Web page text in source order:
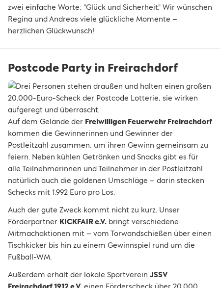
zwei einfache Worte: "Glück und Sicherheit." Wir wünschen
Regina und Andreas viele glückliche Momente –
herzlichen Glückwunsch!
Postcode Party in Freirachdorf
Auf dem Gelände der Freiwilligen Feuerwehr Freirachdorf
kommen die Gewinnerinnen und Gewinner der
Postleitzahl zusammen, um ihren Gewinn gemeinsam zu
feiern. Neben kühlen Getränken und Snacks gibt es für
alle Teilnehmerinnen und Teilnehmer in der Postleitzahl
natürlich auch die goldenen Umschläge – darin stecken
Schecks mit 1.992 Euro pro Los.
Auch der gute Zweck kommt nicht zu kurz. Unser
Förderpartner KICKFAIR e.V. bringt verschiedene
Mitmachaktionen mit – vom Torwandschießen über einen
Tischkicker bis hin zu einem Gewinnspiel rund um die
Fußball-WM.
Außerdem erhält der lokale Sportverein JSSV
Freirachdorf 1912 e.V. einen Förderscheck über 20.000